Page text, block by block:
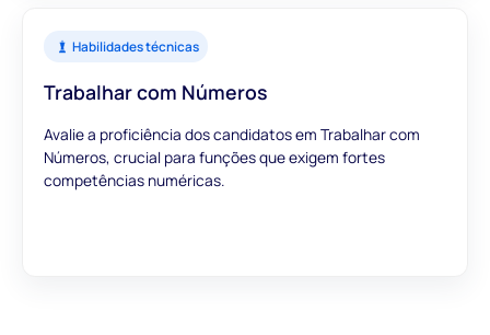
Habilidades técnicas
Trabalhar com Números
Avalie a proficiência dos candidatos em Trabalhar com
Números, crucial para funções que exigem fortes
competências numéricas.